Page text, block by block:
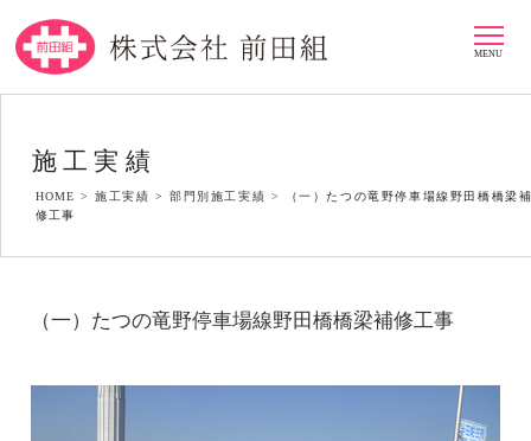
MENU
施工実績
HOME >施工実績 >部門別施工実績 >
（一）たつの竜野停車場線野田橋橋梁補
修工事
（一）たつの竜野停車場線野田橋橋梁補修工事